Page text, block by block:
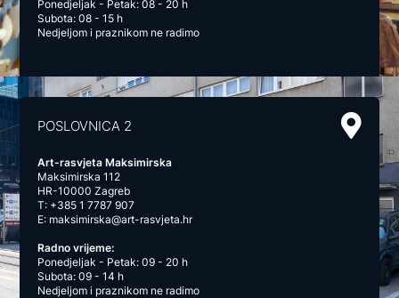
Ponedjeljak - Petak: 08 - 20 h
Subota: 08 - 15 h
Nedjeljom i praznikom ne radimo
POSLOVNICA 2
Art-rasvjeta Maksimirska
Maksimirska 112
HR-10000 Zagreb
T: +385 1 7787 907
E: maksimirska@art-rasvjeta.hr
Radno vrijeme:
Ponedjeljak - Petak: 09 - 20 h
Subota: 09 - 14 h
Nedjeljom i praznikom ne radimo